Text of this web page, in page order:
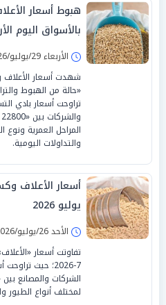
هبوط أسعار
بالأسواق اليوم الأربعاء
الأربعاء 29/يوليو/2026 - 10:00 ص
شهدت أسعار الأعلاف
«حالة من الهبوط
تراوحت أسعار بادي
المراحل العمرية
والتداولات اليومية.
يوليو 2026
الأحد 26/يوليو/2026 - 10:00 ص
7-2026؛ حيث
لمختلف أنواع الطيور